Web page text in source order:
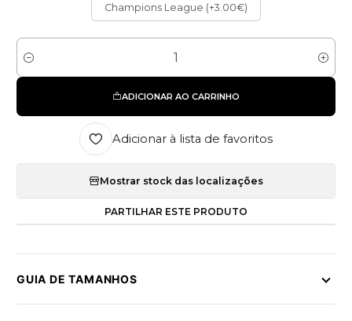
Champions League (+3.00€)
Quantidade
ADICIONAR AO CARRINHO
Adicionar à lista de favoritos
Mostrar stock das localizações
PARTILHAR ESTE PRODUTO
GUIA DE TAMANHOS